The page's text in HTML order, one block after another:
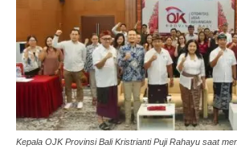
Kepala OJK Provinsi Bali Kristrianti Puji Rahayu saat